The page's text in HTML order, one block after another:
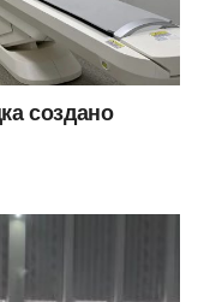
создано